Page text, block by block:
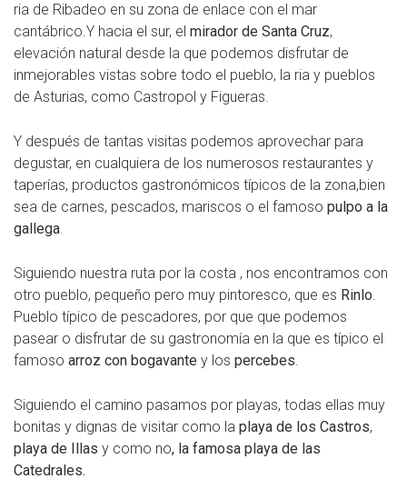
ria de Ribadeo en su zona de enlace con el mar
cantábrico.Y hacia el sur, el mirador de Santa Cruz,
elevación natural desde la que podemos disfrutar de
inmejorables vistas sobre todo el pueblo, la ria y pueblos
de Asturias, como Castropol y Figueras.
Y después de tantas visitas podemos aprovechar para
degustar, en cualquiera de los numerosos restaurantes y
taperías, productos gastronómicos típicos de la zona,bien
sea de carnes, pescados, mariscos o el famoso pulpo a la
gallega.
Siguiendo nuestra ruta por la costa , nos encontramos con
otro pueblo, pequeño pero muy pintoresco, que es Rinlo.
Pueblo típico de pescadores, por que que podemos
pasear o disfrutar de su gastronomía en la que es típico el
famoso arroz con bogavante y los percebes.
Siguiendo el camino pasamos por playas, todas ellas muy
bonitas y dignas de visitar como la playa de los Castros,
playa de Illas y como no, la famosa playa de las
Catedrales.